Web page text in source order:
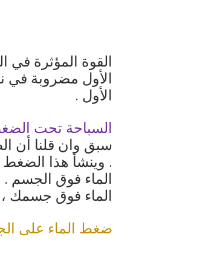
القوة المؤثرة في
الأول مضروبة
الأول .
السباحة تحت
سبق وان قلنا أن
. وينشأ هذا الضغط
الماء فوق
الماء فوق جسمك
ضغط الماء على